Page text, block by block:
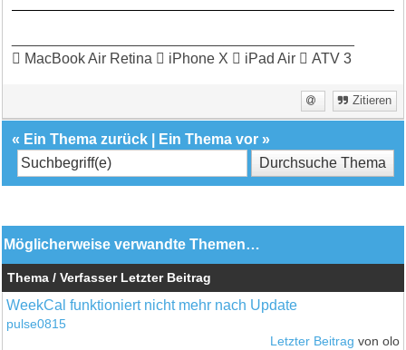
 MacBook Air Retina  iPhone X  iPad Air  ATV 3
Zitieren
« Ein Thema zurück Ein Thema vor »
Möglicherweise verwandte Themen…
Thema / Verfasser Letzter Beitrag
WeekCal funktioniert nicht mehr nach Update
pulse0815
Letzter Beitrag von olo